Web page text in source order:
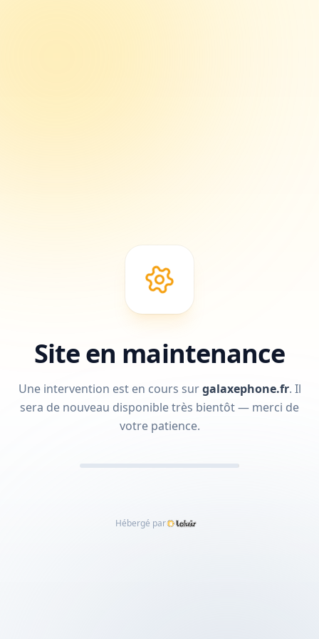
Site en maintenance
Une intervention est en cours surgalaxephone.fr. Il
sera de nouveau disponible très bientôt — merci de
votre patience.
Hébergé par